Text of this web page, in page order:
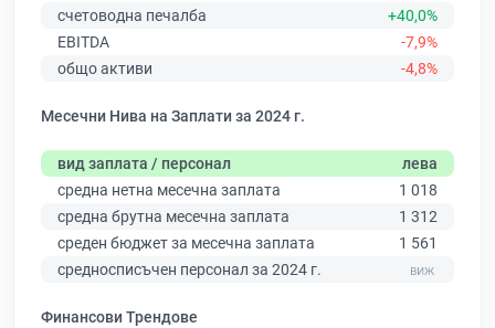
счетоводна печалба
+40,0%
EBITDA
-7,9%
общо активи
-4,8%
Месечни Нива на Заплати за 2024 г.
вид заплата / персонал
лева
средна нетна месечна заплата
1 018
средна брутна месечна заплата
1 312
среден бюджет за месечна заплата
1 561
средносписъчен персонал за 2024 г.
Финансови Трендове